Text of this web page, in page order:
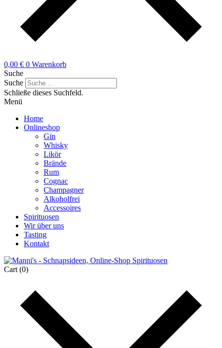
0,00 € 0 Warenkorb
Suche
Suche
Schließe dieses Suchfeld.
Menü
Home
Onlineshop
Gin
Whisky
Likör
Brände
Rum
Cognac
Champagner
Alkoholfrei
Accessoires
Spirituosen
Wir über uns
Tasting
Kontakt
Cart (0)